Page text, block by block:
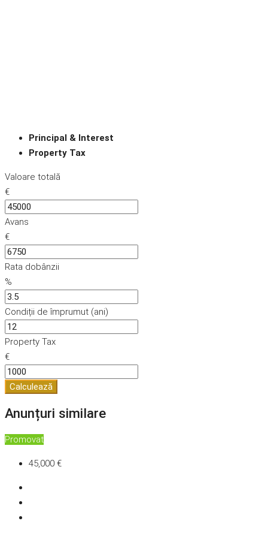
Principal & Interest
Property Tax
Valoare totală
€
Avans
€
Rata dobânzii
%
Condiții de împrumut (ani)
Property Tax
€
Calculează
Anunțuri similare
Promovat
45,000 €